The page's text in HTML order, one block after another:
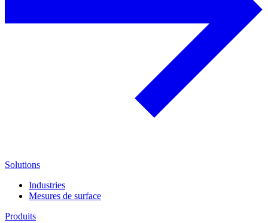
Solutions
Industries
Mesures de surface
Produits